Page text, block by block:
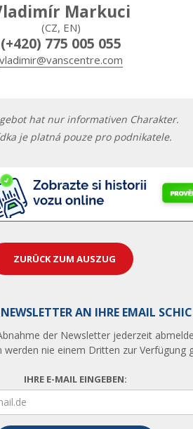
Markuci
(CZ, EN)
(+420) 775 005 055
vladimir@vanscentre.com
hat nur informativen Charakter.
je platná pouze pro podnikatele.
ZURÜCK ZUM AUSZUG
AN IHRE EMAIL
der Newsletter jederzeit
werden nie einem Dritten zur Verfügung
IHRE E-MAIL EINGEBEN: